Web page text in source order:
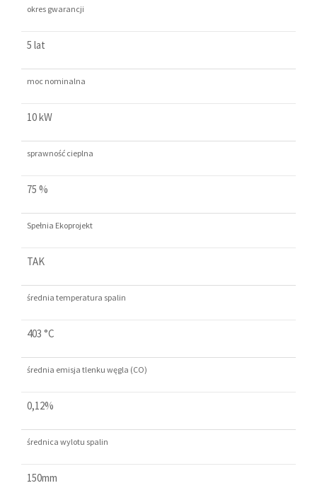
okres gwarancji
5 lat
moc nominalna
10 kW
sprawność cieplna
75 %
Spełnia Ekoprojekt
TAK
średnia temperatura spalin
403 °C
średnia emisja tlenku węgla (CO)
0,12%
średnica wylotu spalin
150mm